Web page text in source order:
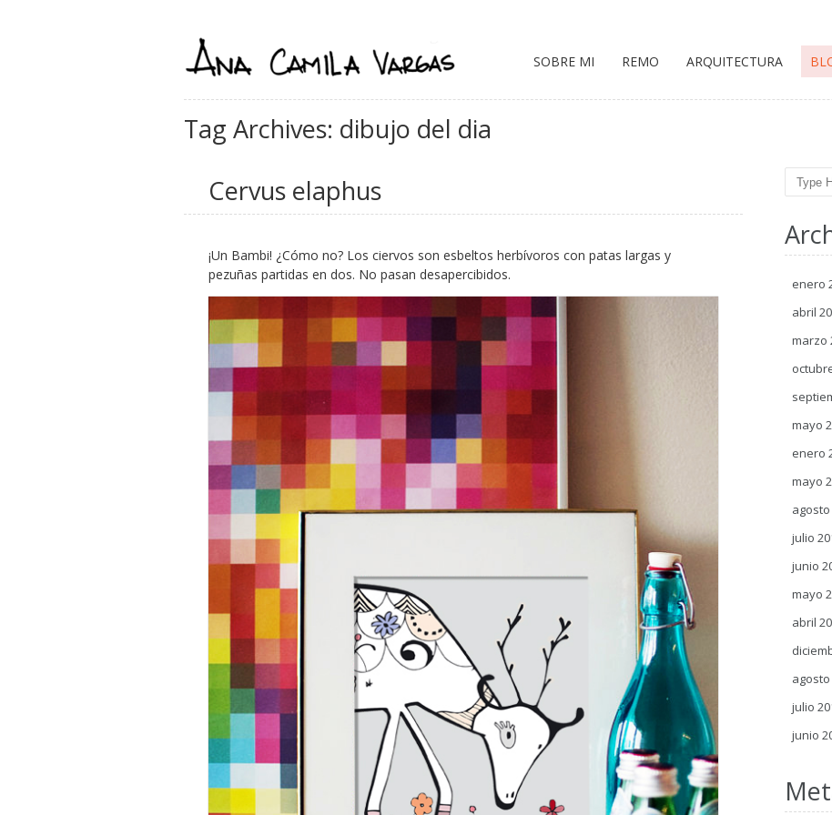
SOBRE MI REMO ARQUITECTURA
Tag Archives: dibujo del dia
Cervus elaphus
¡Un Bambi! ¿Cómo no? Los ciervos son esbeltos herbívoros con patas largas y
pezuñas partidas en dos. No pasan desapercibidos.
Search
enero
abril
marzo
mayo
enero
mayo
agosto
julio
junio
mayo
abril
agosto
julio
junio